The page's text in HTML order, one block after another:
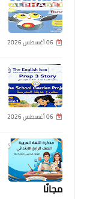
06 أغسطس 2026
06 أغسطس 2026
مجانًا